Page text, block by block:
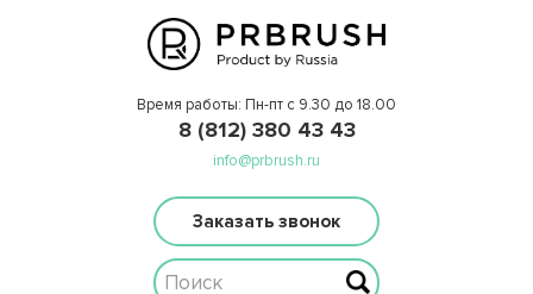
Время работы: Пн-пт с 9.30 до 18.00
8 (812) 380 43 43
info@prbrush.ru
Заказать звонок